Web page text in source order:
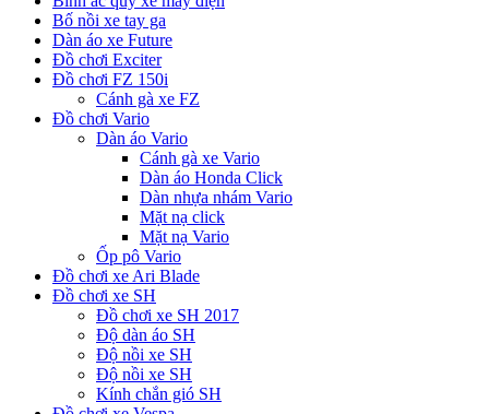
Bố nồi xe tay ga
Dàn áo xe Future
Đồ chơi Exciter
Đồ chơi FZ 150i
Cánh gà xe FZ
Đồ chơi Vario
Dàn áo Vario
Cánh gà xe Vario
Dàn áo Honda Click
Dàn nhựa nhám Vario
Mặt nạ click
Mặt nạ Vario
Ốp pô Vario
Đồ chơi xe Ari Blade
Đồ chơi xe SH
Đồ chơi xe SH 2017
Độ dàn áo SH
Độ nồi xe SH
Độ nồi xe SH
Kính chắn gió SH